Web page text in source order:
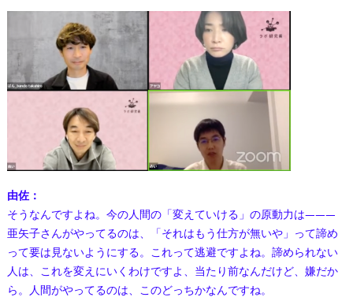
由佐：
そうなんですよね。今の人間の「変えていける」の原動力は———
亜矢子さんがやってるのは、「それはもう仕方が無いや」って諦め
って要は見ないようにする。これって逃避ですよね。諦められない
人は、これを変えにいくわけですよ、当たり前なんだけど、嫌だか
ら。人間がやってるのは、このどっちかなんですね。